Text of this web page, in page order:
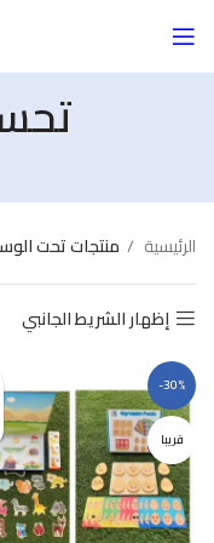
الرئيسية منتجات تحت
إظهار الشريط الجانبي
-30%
قريبا